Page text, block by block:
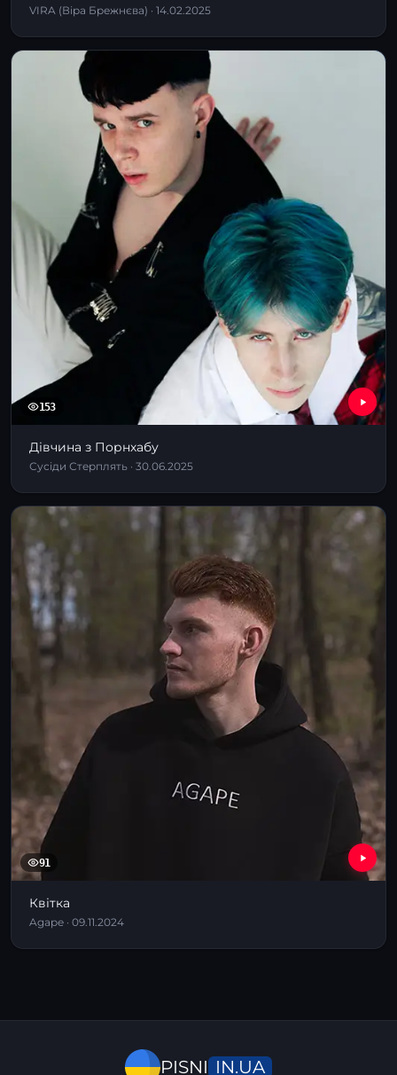
VIRA (Віра Брежнєва) · 14.02.2025
153
Дівчина з Порнхабу
Сусіди Стерплять · 30.06.2025
91
Квітка
Agape · 09.11.2024
PISNI IN.UA